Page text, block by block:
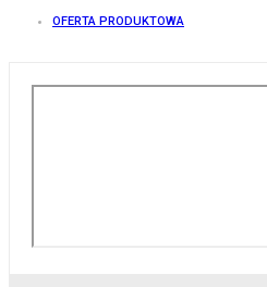
OFERTA PRODUKTOWA